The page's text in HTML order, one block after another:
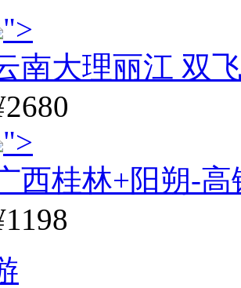
">
南大理丽江 双
">
西桂林+阳朔-高